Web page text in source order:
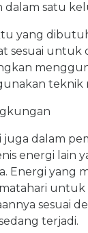
dalam satu
yang
sesuai untuk
teknik
dalam
energi lain
Energi yang
untuk
sesuai
terjadi.